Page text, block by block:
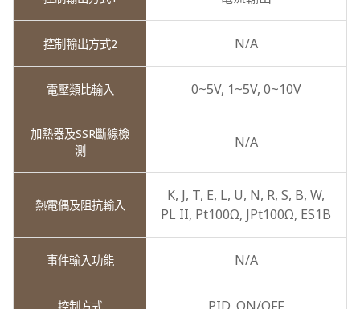
N/A
0~5V, 1~5V, 0~10V
N/A
K, J, T, E, L, U, N, R,S, B,W,
PL II, Pt100Ω, JPt100Ω, ES1B
N/A